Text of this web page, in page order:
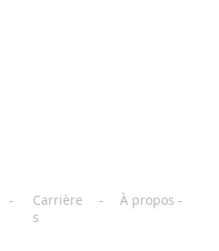
-
Carrière
s
À propos
- -